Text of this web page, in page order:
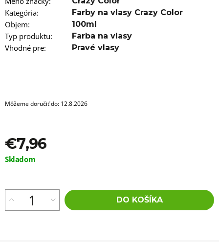
Kategória: Farby na vlasy Crazy Color
Objem: 100ml
Typ produktu: Farba na vlasy
Vhodné pre: Pravé vlasy
Môžeme doručiť do: 12.8.2026
€7,96
Jednotková
Skladom
DO KOŠÍKA
ú
č
a
m
e
SMART